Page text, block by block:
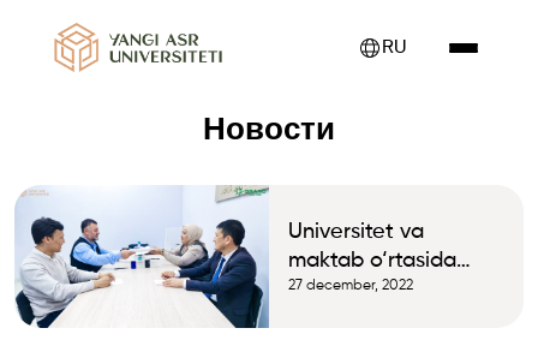
RU
Новости
Universitet va
maktab o‘rtasida
memorandum
27 december, 2022